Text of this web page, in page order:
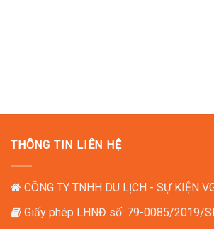
THÔNG TIN LIÊN HỆ
CÔNG TY TNHH DU LỊCH - SỰ KIỆN
Giấy phép LHNĐ số: 79-0085/2019/